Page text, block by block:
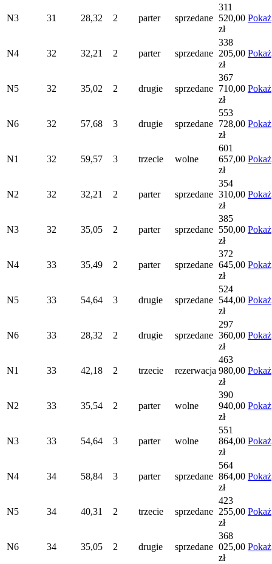
N3 31 28,32 2 parter sprzedane
311
520,00
zł
Pokaż
N4 32 32,21 2 parter sprzedane
338
205,00
zł
Pokaż
N5 32 35,02 2 drugie sprzedane
367
710,00
zł
Pokaż
N6 32 57,68 3 drugie sprzedane
553
728,00
zł
Pokaż
N1 32 59,57 3 trzecie wolne
601
657,00
zł
Pokaż
N2 32 32,21 2 parter sprzedane
354
310,00
zł
Pokaż
N3 32 35,05 2 parter sprzedane
385
550,00
zł
Pokaż
N4 33 35,49 2 parter sprzedane
372
645,00
zł
Pokaż
N5 33 54,64 3 drugie sprzedane
524
544,00
zł
Pokaż
N6 33 28,32 2 drugie sprzedane
297
360,00
zł
Pokaż
N1 33 42,18 2 trzecie rezerwacja
463
980,00
zł
Pokaż
N2 33 35,54 2 parter wolne
390
940,00
zł
Pokaż
N3 33 54,64 3 parter wolne
551
864,00
zł
Pokaż
N4 34 58,84 3 parter sprzedane
564
864,00
zł
Pokaż
N5 34 40,31 2 trzecie sprzedane
423
255,00
zł
Pokaż
N6 34 35,05 2 drugie sprzedane
368
025,00
zł
Pokaż